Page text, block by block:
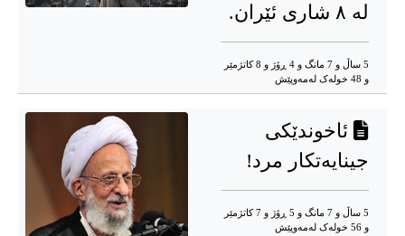
لە ٨ شاری ئێران.
5 ساڵ و 7 مانگ و 4 ڕۆژ و 8 کاتژمێر
و 48 خوله‌ک له‌مه‌وپێش‌
ئاخوندێکی
جینایەتکار مرد!
5 ساڵ و 7 مانگ و 5 ڕۆژ و 7 کاتژمێر
و 56 خوله‌ک له‌مه‌وپێش‌